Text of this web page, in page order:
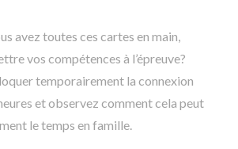
avez toutes ces cartes en main,
vos compétences à l’épreuve?
temporairement la connexion
et observez comment cela peut
le temps en famille.